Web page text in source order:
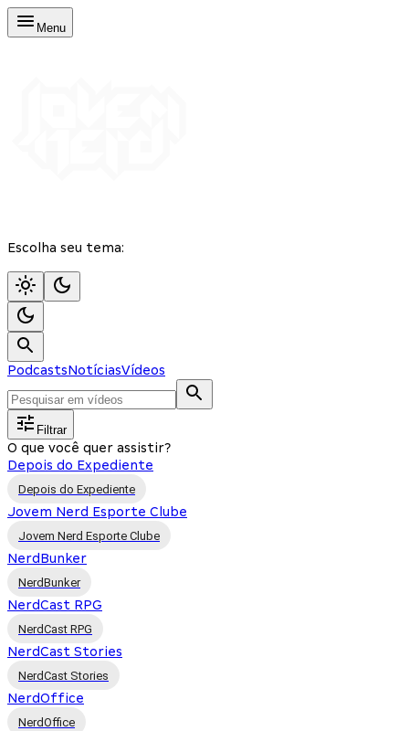
Menu
Escolha seu tema:
PodcastsNotíciasVídeos
Filtrar
O que você quer assistir?
Depois do Expediente
Depois do Expediente
Jovem Nerd Esporte Clube
Jovem Nerd Esporte Clube
NerdBunker
NerdBunker
NerdCast RPG
NerdCast RPG
NerdCast Stories
NerdCast Stories
NerdOffice
NerdOffice